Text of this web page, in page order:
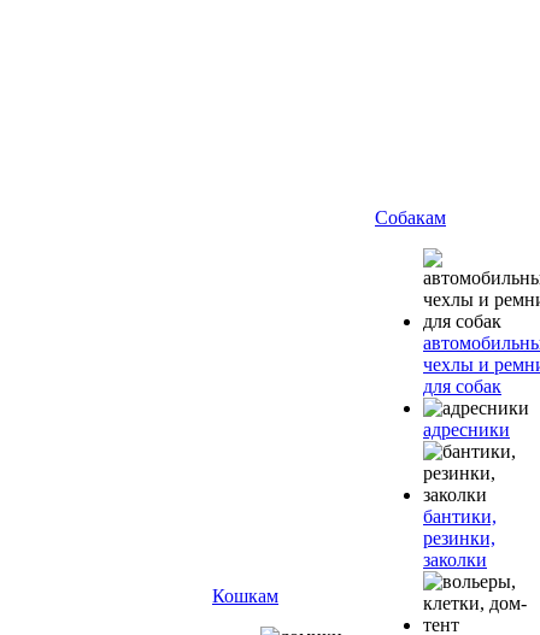
Кошкам
Собакам
чехлы и
для собак
адресники
бантики,
резинки,
заколки